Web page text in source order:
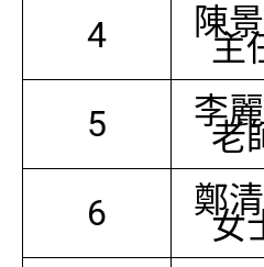
4 陳
主
5 李
老
6 鄭
女